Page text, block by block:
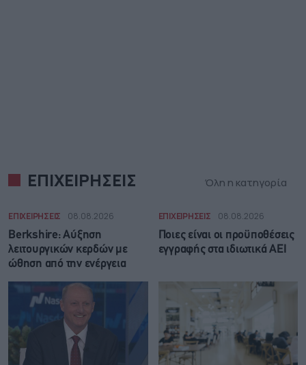
ΕΠΙΧΕΙΡΗΣΕΙΣ Όλη η κατηγορία
ΕΠΙΧΕΙΡΗΣΕΙΣ 08.08.2026
Berkshire: Αύξηση
λειτουργικών κερδών με
ώθηση από την ενέργεια
ΕΠΙΧΕΙΡΗΣΕΙΣ 08.08.2026
Ποιες είναι οι προϋποθέσεις
εγγραφής στα ιδιωτικά ΑΕΙ